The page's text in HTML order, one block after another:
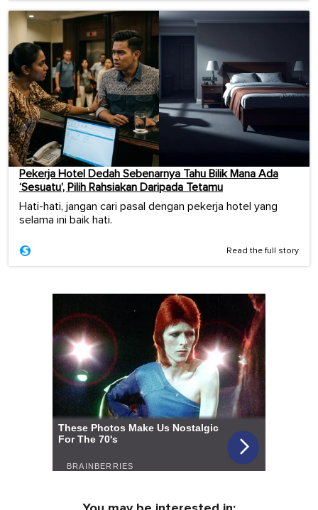
Pekerja Hotel Dedah Sebenarnya Tahu Bilik Mana Ada
‘Sesuatu’, Pilih Rahsiakan Daripada Tetamu
Hati-hati, jangan cari pasal dengan pekerja hotel yang
selama ini baik hati.
Read the full story